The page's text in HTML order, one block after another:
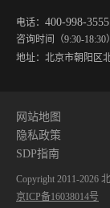
电话： 400-998-3555
咨询时间（9:30-18:30）
地址：北京市朝阳区
Copyright 2011-2026
京ICP备16038014号
网站地图
隐私政策
SDP指南